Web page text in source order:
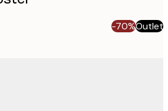
-70%Outlet